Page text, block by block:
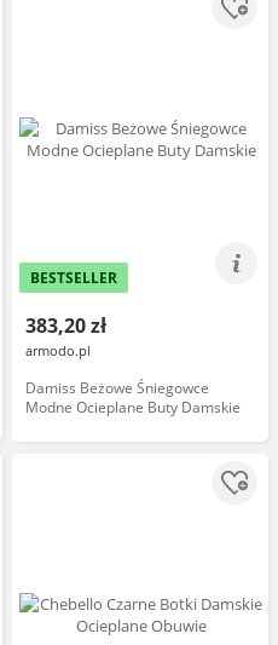
BESTSELLER
383,20 zł
armodo.pl
Damiss Beżowe Śniegowce
Modne Ocieplane Buty Damskie